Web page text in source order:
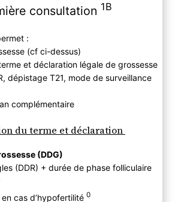
consultation 1B
:
(cf ci-dessus)
et déclaration légale de grossesse
dépistage T21, mode de surveillance
complémentaire
du terme et déclaration
(DDG)
(DDR) + durée de phase folliculaire
cas d’hypofertilité 0